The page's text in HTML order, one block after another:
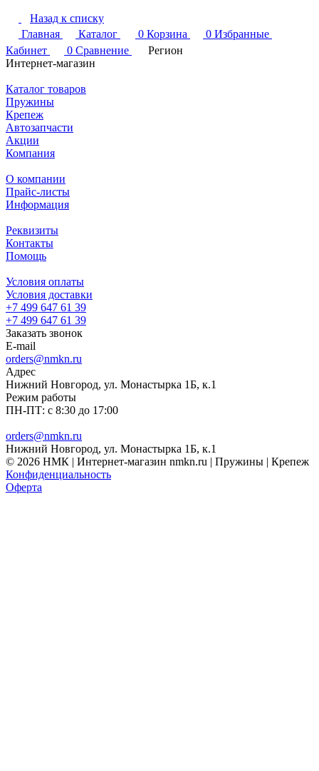
Назад к списку
Главная
Каталог 0 Корзина 0 Избранные
Кабинет
0 Сравнение
Регион
Интернет-магазин
Каталог товаров
Пружины
Крепеж
Автозапчасти
Акции
Компания
О компании
Прайс-листы
Информация
Реквизиты
Контакты
Помощь
Условия оплаты
Условия доставки
+7 499 647 61 39
+7 499 647 61 39
Заказать звонок
E-mail
orders@nmkn.ru
Адрес
Нижний Новгород, ул. Монастырка 1Б, к.1
Режим работы
ПН-ПТ: с 8:30 до 17:00
orders@nmkn.ru
Нижний Новгород, ул. Монастырка 1Б, к.1
© 2026 НМК | Интернет-магазин nmkn.ru | Пружины | Крепеж
Конфиденциальность
Оферта